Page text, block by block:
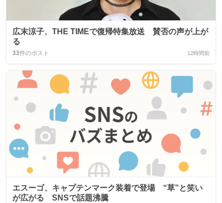
広末涼子、THE TIMEで復帰特集放送 賛否の声が上が
る
33件のポスト 12時間前
エスーゴ、キャプテンマーク装着で登場 “草”と笑い
が広がる SNSで話題沸騰